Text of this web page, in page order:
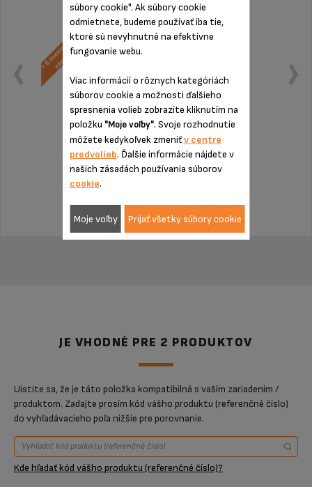
Produkt uz viac nieje k dispozícií
JE VHODNÉ PRE 2 PRODUKTOV
Uistite sa, že je táto položka kompatibilná s vaším zariadením /
produktom. Zadajte prosím kód vášho produktu (referenčné číslo)
do vyhľadávacieho poľa nižšie pre porovnanie.
Kde hľadať kód vášho produktu (referenčné číslo)?
súbory cookie". Ak súbory cookie
odmietnete, budeme používať iba tie,
ktoré sú nevyhnutné na efektívne
fungovanie webu.
Viac informácií o rôznych kategóriách
súborov cookie a možnosti ďalšieho
spresnenia volieb zobrazíte kliknutím na
položku "Moje voľby". Svoje rozhodnutie
môžete kedykoľvek zmeniťv centre
predvolieb. Ďalšie informácie nájdete v
našich zásadách používania súborov
cookie.
Moje voľby Prijať všetky súbory cookie